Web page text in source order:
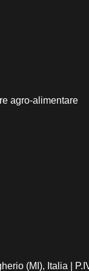
agro-alimentare
(MI), Italia |